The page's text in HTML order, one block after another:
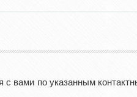
вами по указанным